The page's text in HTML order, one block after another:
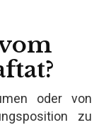
oder von
zu